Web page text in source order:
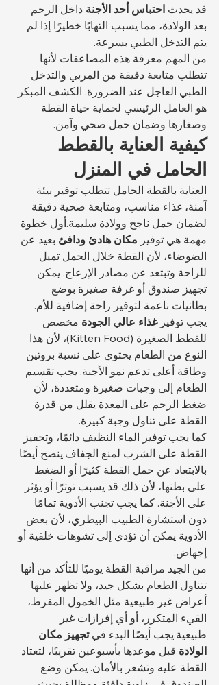
قد يحدث احتباس أحد الأجنة داخل الرحم
بعد الولادة، مما يسبب التهابًا خطيرًا إذا لم
يتم التدخل الطبي بسرعة.
من المهم معرفة هذه المضاعفات لأنها
تتطلب متابعة دقيقة من المربي والتدخل
الطبي العاجل عند الضرورة. الكشف المبكر
هو العامل الرئيسي لحماية حياة القطة
وصغارها وضمان حمل صحي وآمن.
كيفية العناية بالقطط
الحامل في المنزل
العناية بالقطة الحامل تتطلب توفير بيئة
آمنة، غذاء مناسب، ومتابعة صحية دقيقة
لضمان حمل ناجح وولادة سليمة.أول خطوة
مهمة هي توفير مكان هادئ ودافئ بعيد عن
الضوضاء، لأن القطة خلال الحمل تميل
للراحة وتبتعد عن مصادر الإزعاج. يمكن
تجهيز صندوق أو غرفة صغيرة بوضع
بطانيات ناعمة لتوفير راحة إضافية للأم.
يجب توفير غذاء عالي الجودة مخصص
للقطط الصغيرة (Kitten Food)، لأن هذا
النوع من الطعام يحتوي على نسبة بروتين
وطاقة أعلى تدعم نمو الأجنة. يجب تقسيم
الطعام إلى وجبات صغيرة ومتعددة، لأن
ضغط الرحم على المعدة يقلل من قدرة
القطة على تناول وجبة كبيرة.
كما يجب توفير الماء النظيف دائمًا، وتحفيز
القطة على الشرب لمنع الجفاف.ينصح أيضًا
بالابتعاد عن حمل القطة كثيرًا أو الضغط
على بطنها، لأن ذلك قد يسبب توترًا أو يؤثر
على الأجنة. كما يجب تجنب الأدوية تمامًا
دون استشارة الطبيب البيطري، لأن بعض
الأدوية يمكن أن تؤدي إلى تشوهات خلقية أو
إجهاض.
من الجيد مراقبة القطة يوميًا للتأكد من أنها
تتناول الطعام بشكل جيد، ولا تظهر عليها
أعراض غير طبيعية مثل الخمول المفرط،
القيء المتكرر، أو أي إفرازات غير
طبيعية.يجب أيضًا البدء في تجهيز مكان
الولادة قبل موعدها بأسبوعين تقريبًا، لتعتاد
القطة عليه وتشعر بالأمان. يمكن وضع